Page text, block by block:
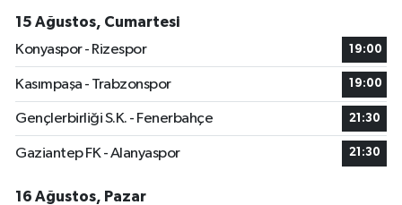
15 Ağustos, Cumartesi
Konyaspor - Rizespor
19:00
Kasımpaşa - Trabzonspor 19:00
Gençlerbirliği S.K. - Fenerbahçe 21:30
Gaziantep FK - Alanyaspor 21:30
16 Ağustos, Pazar